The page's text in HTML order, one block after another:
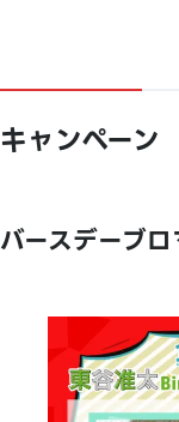
キャンペーン
バースデーブ